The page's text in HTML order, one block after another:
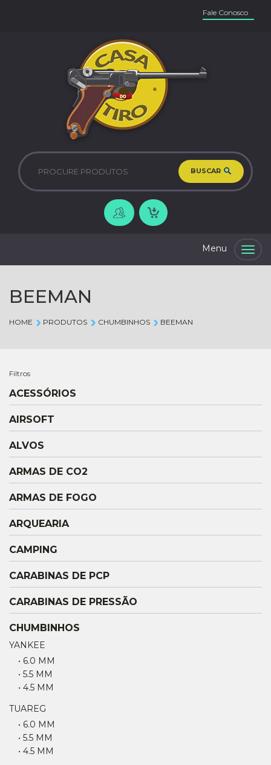
Fale Conosco
BUSCAR
BEEMAN
HOME PRODUTOS CHUMBINHOS BEEMAN
Filtros
ACESSÓRIOS
AIRSOFT
ALVOS
ARMAS DE CO2
ARMAS DE FOGO
ARQUEARIA
CAMPING
CARABINAS DE PCP
CARABINAS DE PRESSÃO
CHUMBINHOS
YANKEE
• 6.0 MM
• 5.5 MM
• 4.5 MM
TUAREG
• 6.0 MM
• 5.5 MM
• 4.5 MM